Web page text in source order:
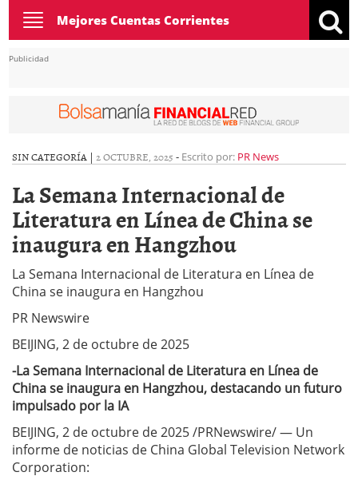
Toggle
navigation
Mejores Cuentas Corrientes
Publicidad
SIN CATEGORÍA | 2 OCTUBRE, 2025 - Escrito por: PR News
La Semana Internacional de
Literatura en Línea de China se
inaugura en Hangzhou
La Semana Internacional de Literatura en Línea de
China se inaugura en Hangzhou
PR Newswire
BEIJING, 2 de octubre de 2025
-La Semana Internacional de Literatura en Línea de
China se inaugura en Hangzhou, destacando un futuro
impulsado por la IA
BEIJING, 2 de octubre de 2025 /PRNewswire/ — Un
informe de noticias de China Global Television Network
Corporation: